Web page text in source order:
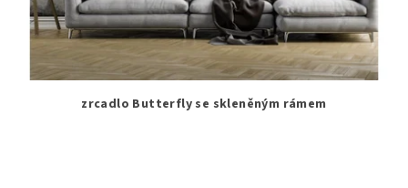
zrcadlo Butterfly se skleněným rámem